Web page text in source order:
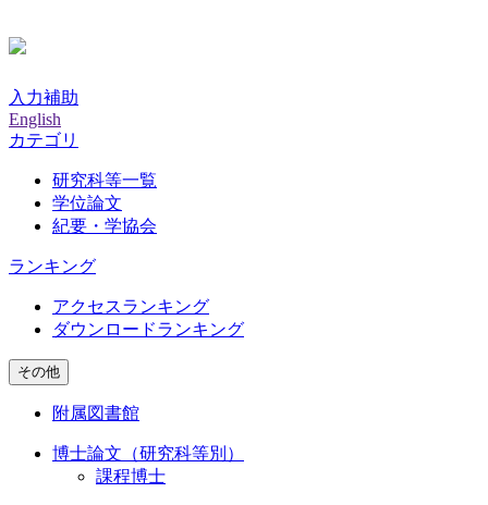
入力補助
English
カテゴリ
研究科等一覧
学位論文
紀要・学協会
ランキング
アクセスランキング
ダウンロードランキング
その他
附属図書館
博士論文（研究科等別）
課程博士